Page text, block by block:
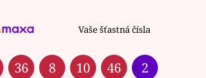
Vaše šťastná čísla
36 8 10 46 2